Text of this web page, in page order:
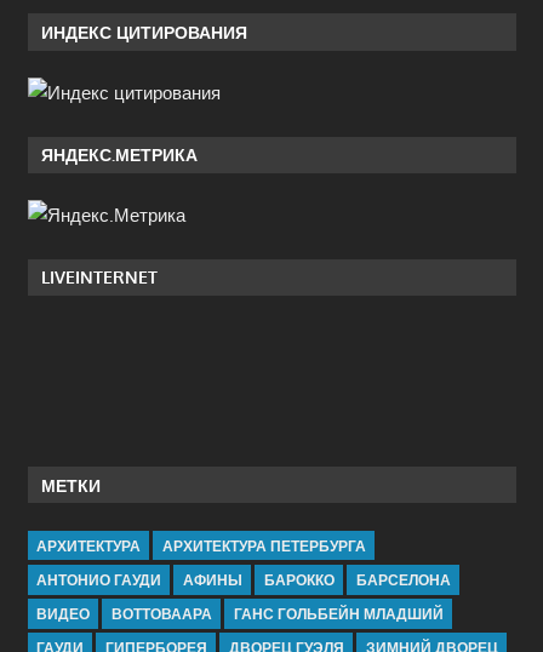
ИНДЕКС ЦИТИРОВАНИЯ
ЯНДЕКС.МЕТРИКА
LIVEINTERNET
МЕТКИ
АРХИТЕКТУРА
АРХИТЕКТУРА ПЕТЕРБУРГА
АНТОНИО ГАУДИ
АФИНЫ БАРОККО
БАРСЕЛОНА
ВИДЕО
ВОТТОВААРА
ГАНС ГОЛЬБЕЙН МЛАДШИЙ
ГАУДИ
ГИПЕРБОРЕЯ ДВОРЕЦ ГУЭЛЯ ЗИМНИЙ ДВОРЕЦ